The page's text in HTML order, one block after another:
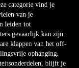
categorie vind je
van je
leiden tot
gevaarlijk kan zijn.
klappen van het off-
ophanging.
blijft je